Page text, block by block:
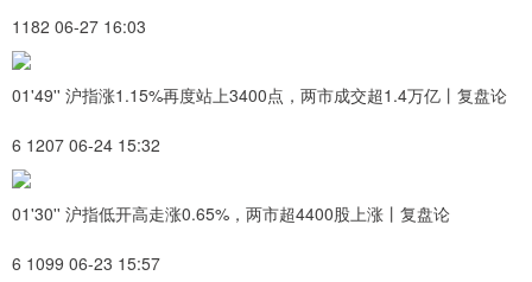
1182 06-27 16:03
01'49'' 沪指涨1.15%再度站上3400点，两市成交超1.4万亿丨复盘论
6 1207 06-24 15:32
01'30'' 沪指低开高走涨0.65%，两市超4400股上涨丨复盘论
6 1099 06-23 15:57